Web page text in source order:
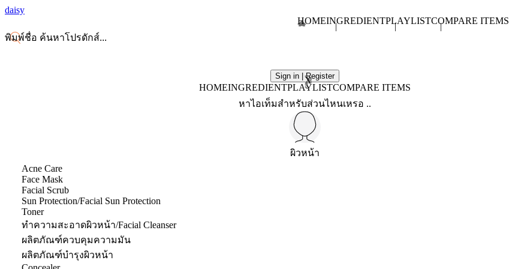
daisy
HOMEINGREDIENTPLAYLISTCOMPARE ITEMS
Sign in | Register
X
HOMEINGREDIENTPLAYLISTCOMPARE ITEMS
หาไอเท็มสำหรับส่วนไหนเหรอ ..
ผิวหน้า
Acne Care
Face Mask
Facial Scrub
Sun Protection/Facial Sun Protection
Toner
ทำความสะอาดผิวหน้า/Facial Cleanser
ผลิตภัณฑ์ควบคุมความมัน
ผลิตภัณฑ์บำรุงผิวหน้า